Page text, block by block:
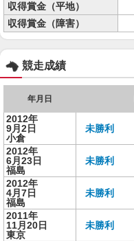
収得賞金（平地）
収得賞金（障害）
競走成績
年月日
2012年
9月2日
小倉
未勝利
2012年
6月23日
福島
未勝利
2012年
4月7日
福島
未勝利
2011年
11月20日
東京
未勝利